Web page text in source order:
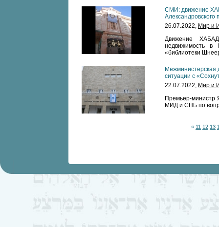
СМИ: движение
Александровского
26.07.2022, Мир и
Движение
недвижимость в
«библиотеки
Межминистерская
ситуации с
22.07.2022, Мир и
Премьер-министр
МИД и СНБ по
« 11 12 13